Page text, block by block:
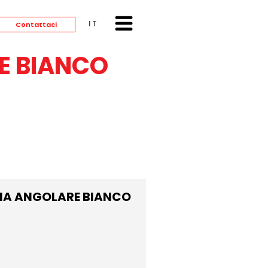
Contattaci ITALIANO
BIANCO
ANGOLARE BIANCO